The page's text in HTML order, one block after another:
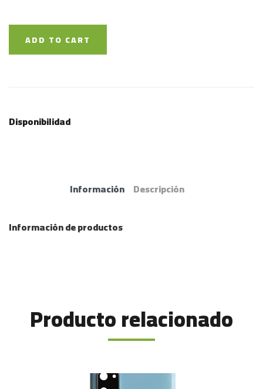
ADD TO CART
Disponibilidad
Información Descripción
Información de productos
Producto relacionado